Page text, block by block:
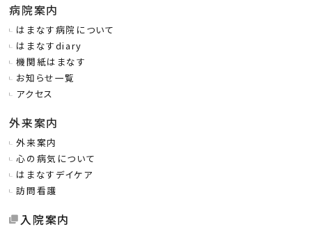
病院案内
はまなす病院について
はまなすdiary
機関紙はまなす
お知らせ一覧
アクセス
外来案内
外来案内
心の病気について
はまなすデイケア
訪問看護
入院案内